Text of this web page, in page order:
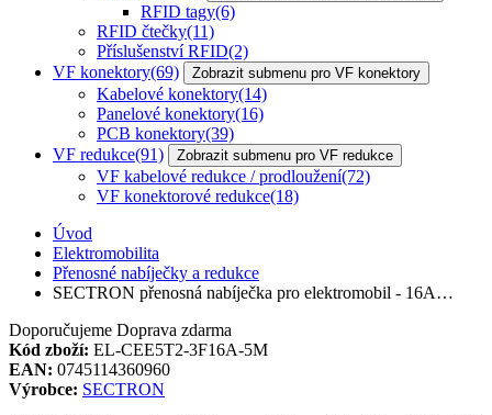
RFID tagy(6)
RFID čtečky(11)
Příslušenství RFID(2)
VF konektory(69) Zobrazit submenu pro VF konektory
Kabelové konektory(14)
Panelové konektory(16)
PCB konektory(39)
VF redukce(91) Zobrazit submenu pro VF redukce
VF kabelové redukce / prodloužení(72)
VF konektorové redukce(18)
Úvod
Elektromobilita
Přenosné nabíječky a redukce
SECTRON přenosná nabíječka pro elektromobil - 16A…
Doporučujeme Doprava zdarma
Kód zboží: EL-CEE5T2-3F16A-5M
EAN: 0745114360960
Výrobce: SECTRON